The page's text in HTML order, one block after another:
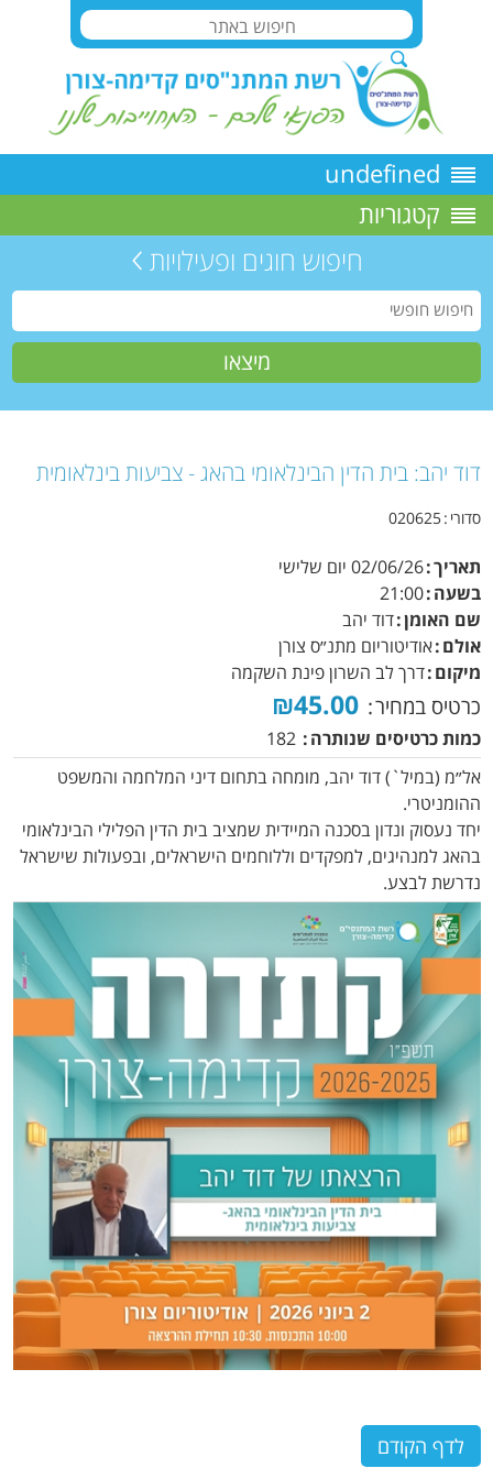
undefined
קטגוריות
חיפוש חוגים ופעילויות
דוד יהב: בית הדין הבינלאומי בהאג - צביעות בינלאומית
סדורי 020625
תאריך 02/06/26 יום שלישי
בשעה 21:00
שם האומן דוד יהב
אולם אודיטוריום מתנ״ס צורן
מיקום דרך לב השרון פינת השקמה
כרטיס במחיר ₪45.00
כמות כרטיסים שנותרה
182
אל״מ (במיל`) דוד יהב, מומחה בתחום דיני המלחמה והמשפט
ההומניטרי.
יחד נעסוק ונדון בסכנה המיידית שמציב בית הדין הפלילי הבינלאומי
בהאג למנהיגים, למפקדים וללוחמים הישראלים, ובפעולות שישראל
נדרשת לבצע.
לדף הקודם